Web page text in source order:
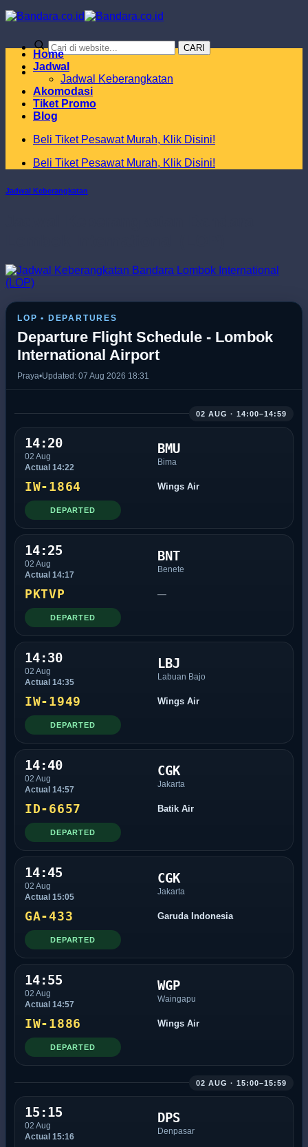
Skip
to
CARI
Home
Jadwal
Jadwal Keberangkatan
Akomodasi
Tiket Promo
Blog
Beli Tiket Pesawat Murah, Klik Disini!
Beli Tiket Pesawat Murah, Klik Disini!
Jadwal Keberangkatan
LOP • DEPARTURES
Departure Flight Schedule - Lombok
International Airport
Praya•Updated: 07 Aug 2026 18:31
02 AUG · 14:00–14:59
14:20
02 Aug
Actual 14:22
BMU
Bima
IW-1864 Wings Air
DEPARTED
14:25
02 Aug
Actual 14:17
BNT
Benete
PKTVP —
DEPARTED
14:30
02 Aug
Actual 14:35
LBJ
Labuan Bajo
IW-1949 Wings Air
DEPARTED
14:40
02 Aug
Actual 14:57
CGK
Jakarta
ID-6657 Batik Air
DEPARTED
14:45
02 Aug
Actual 15:05
CGK
Jakarta
GA-433 Garuda Indonesia
DEPARTED
14:55
02 Aug
Actual 14:57
WGP
Waingapu
IW-1886 Wings Air
DEPARTED
02 AUG · 15:00–15:59
15:15
02 Aug
Actual 15:16
DPS
Denpasar